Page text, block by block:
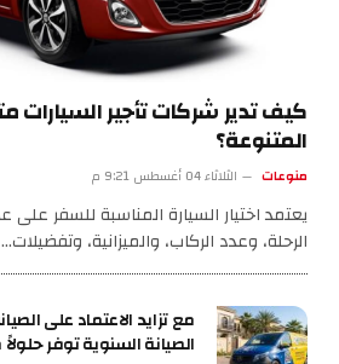
كيف تدير شركات تأجير السيارات
المتنوعة؟
منوعات الثلاثاء 04 أغسطس 9:21 م
يعتمد اختيار السيارة المناسبة للسفر
الرحلة، وعدد الركاب، والميزانية، وتفضيلات…
مع تزايد الاعتماد على
الصيانة السنوية توفر حلولاً